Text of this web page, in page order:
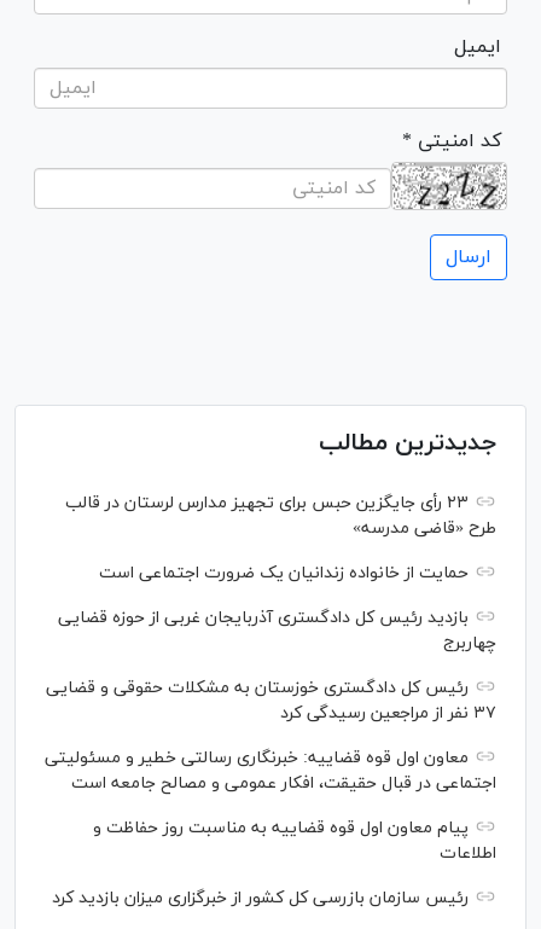
ایمیل
* کد امنیتی
جدیدترین مطالب
۲۳ رأی جایگزین حبس برای تجهیز مدارس لرستان در قالب
طرح «قاضی مدرسه»
حمایت از خانواده زندانیان یک ضرورت اجتماعی است
بازدید رئیس کل دادگستری آذربایجان غربی از حوزه قضایی
چهاربرج
رئیس کل دادگستری خوزستان به مشکلات حقوقی و قضایی
۳۷ نفر از مراجعین رسیدگی کرد
معاون اول قوه قضاییه: خبرنگاری رسالتی خطیر و مسئولیتی
اجتماعی در قبال حقیقت، افکار عمومی و مصالح جامعه است
پیام معاون اول قوه قضاییه به مناسبت روز حفاظت و
اطلاعات
رئیس سازمان بازرسی کل کشور از خبرگزاری میزان بازدید کرد